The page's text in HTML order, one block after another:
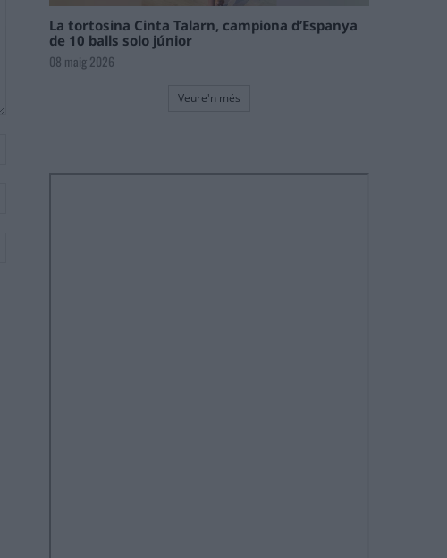
La tortosina Cinta Talarn, campiona d’Espanya
de 10 balls solo júnior
08 maig 2026
Veure'n més